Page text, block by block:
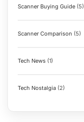
Scanner Buying Guide (5)
Scanner Comparison (5)
Tech News (1)
Tech Nostalgia (2)